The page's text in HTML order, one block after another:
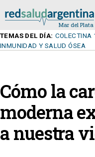
TEMAS DEL DÍA: COLECTINA
INMUNIDAD Y SALUD ÓSEA
Cómo la
moderna
a nuestra